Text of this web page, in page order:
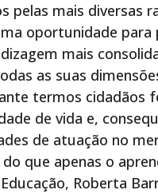
pelas mais diversas
oportunidade
mais
as suas
termos cidadãos
de vida e,
de atuação no
que apenas o
Roberta